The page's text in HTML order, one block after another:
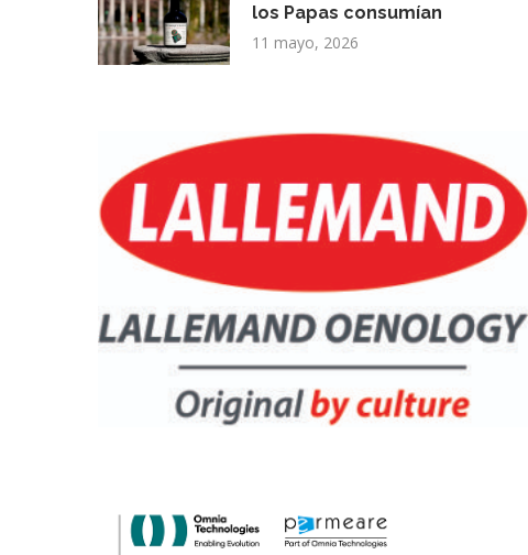
los Papas consumían
11 mayo, 2026